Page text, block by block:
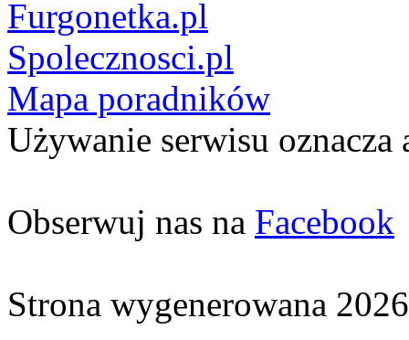
Furgonetka.pl
Spolecznosci.pl
Mapa poradników
Używanie serwisu oznacza
Obserwuj nas na Facebook
Strona wygenerowana